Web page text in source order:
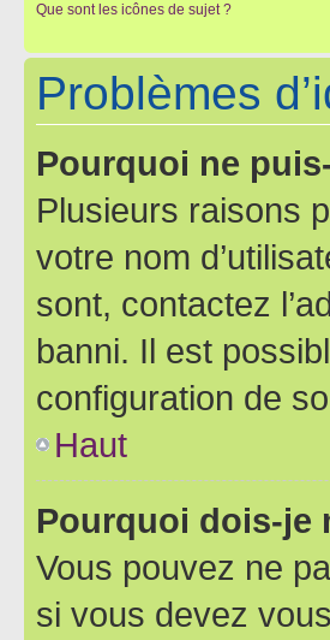
Que sont les icônes de sujet ?
Problèmes
Pourquoi ne
Plusieurs raisons
votre nom
sont, contactez
banni. Il est
configuration de
Haut
Pourquoi dois-je
Vous pouvez ne
si vous devez